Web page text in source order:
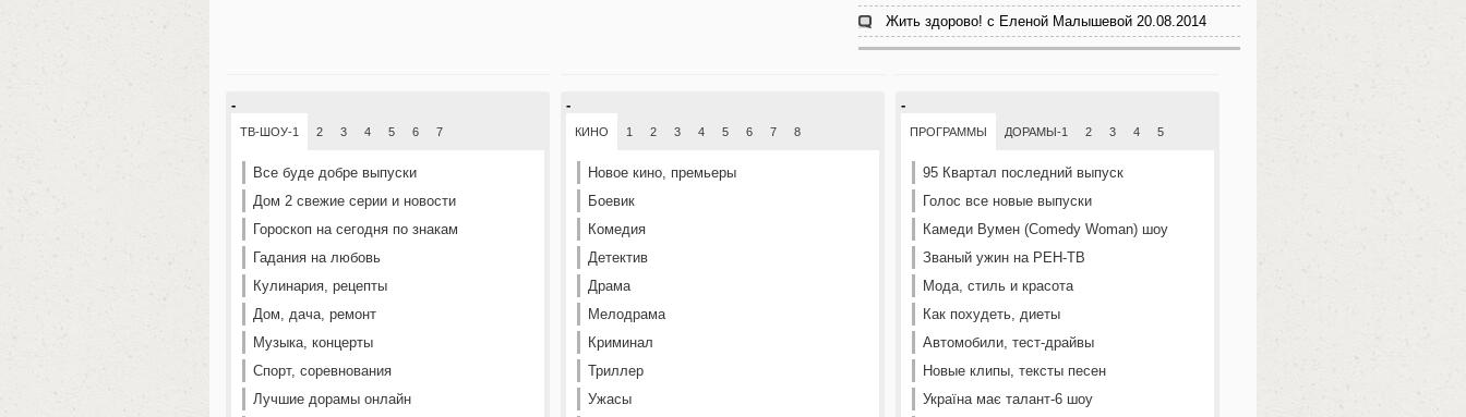
Жить здорово! с Еленой Малышевой 20.08.2014
-
ТВ-ШОУ-1 2 3 4 5 6 7
Все буде добре выпуски
Дом 2 свежие серии и новости
Гороскоп на сегодня по знакам
Гадания на любовь
Кулинария, рецепты
Дом, дача, ремонт
Музыка, концерты
Спорт, соревнования
Лучшие дорамы онлайн
-
КИНО 1 2 3 4 5 6 7 8
Новое кино, премьеры
Боевик
Комедия
Детектив
Драма
Мелодрама
Криминал
Триллер
Ужасы
-
ПРОГРАММЫ ДОРАМЫ-1 2 3 4 5
95 Квартал последний выпуск
Голос все новые выпуски
Камеди Вумен (Comedy Woman) шоу
Званый ужин на РЕН-ТВ
Мода, стиль и красота
Как похудеть, диеты
Автомобили, тест-драйвы
Новые клипы, тексты песен
Україна має талант-6 шоу